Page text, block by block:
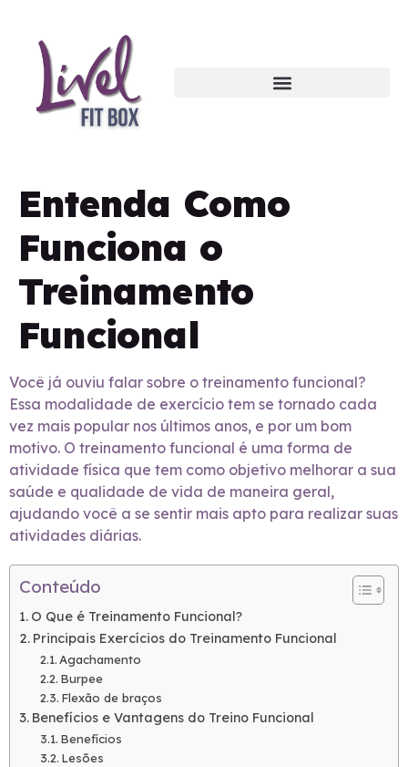
Entenda Como
Funciona o
Treinamento
Funcional
Você já ouviu falar sobre o treinamento funcional?
Essa modalidade de exercício tem se tornado cada
vez mais popular nos últimos anos, e por um bom
motivo. O treinamento funcional é uma forma de
atividade física que tem como objetivo melhorar a sua
saúde e qualidade de vida de maneira geral,
ajudando você a se sentir mais apto para realizar suas
atividades diárias.
Conteúdo
O Que é Treinamento Funcional?
Principais Exercícios do Treinamento Funcional
Agachamento
Burpee
Flexão de braços
Benefícios e Vantagens do Treino Funcional
Benefícios
Lesões